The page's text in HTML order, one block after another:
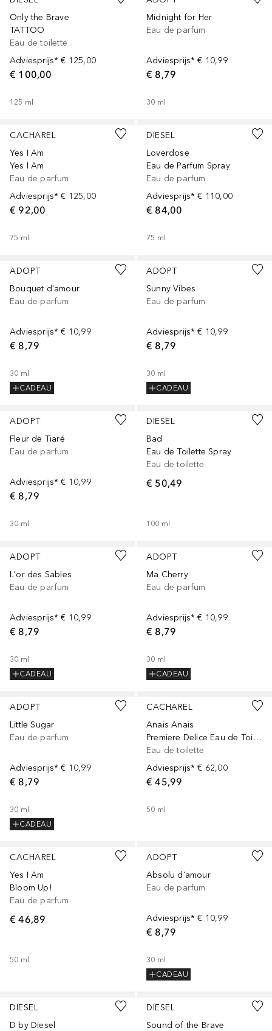
Only the Brave
TATTOO
Eau de toilette
Adviesprijs* € 125,00
€ 100,00
125 ml
Midnight for Her
Eau de parfum
Adviesprijs* € 10,99
€ 8,79
30 ml
CACHAREL
Yes I Am
Yes I Am
Eau de parfum
Adviesprijs* € 125,00
€ 92,00
75 ml
DIESEL
Loverdose
Eau de Parfum Spray
Eau de parfum
Adviesprijs* € 110,00
€ 84,00
75 ml
ADOPT
Bouquet d'amour
Eau de parfum
Adviesprijs* € 10,99
€ 8,79
30 ml
CADEAU
ADOPT
Sunny Vibes
Eau de parfum
Adviesprijs* € 10,99
€ 8,79
30 ml
CADEAU
ADOPT
Fleur de Tiaré
Eau de parfum
Adviesprijs* € 10,99
€ 8,79
30 ml
DIESEL
Bad
Eau de Toilette Spray
Eau de toilette
€ 50,49
100 ml
ADOPT
L'or des Sables
Eau de parfum
Adviesprijs* € 10,99
€ 8,79
30 ml
CADEAU
ADOPT
Ma Cherry
Eau de parfum
Adviesprijs* € 10,99
€ 8,79
30 ml
CADEAU
ADOPT
Little Sugar
Eau de parfum
Adviesprijs* € 10,99
€ 8,79
30 ml
CADEAU
CACHAREL
Anais Anais
Premiere Delice Eau de Toilette
Eau de toilette
Adviesprijs* € 62,00
€ 45,99
50 ml
CACHAREL
Yes I Am
Bloom Up!
Eau de parfum
€ 46,89
50 ml
ADOPT
Absolu d´amour
Eau de parfum
Adviesprijs* € 10,99
€ 8,79
30 ml
CADEAU
DIESEL
D by Diesel
DIESEL
Sound of the Brave